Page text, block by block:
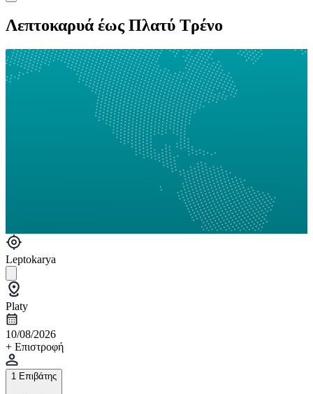
Λεπτοκαρυά έως Πλατύ Τρένο
Leptokarya
Platy
10/08/2026
+ Επιστροφή
1 Επιβάτης